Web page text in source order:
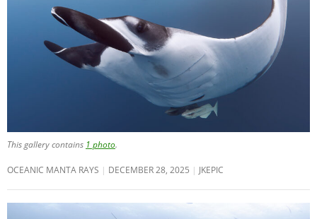
This gallery contains 1 photo.
OCEANIC MANTA RAYS DECEMBER 28, 2025 JKEPIC